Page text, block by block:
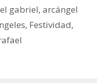
gabriel,arcángel
, Festividad,